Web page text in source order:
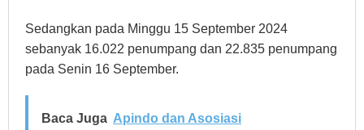
Sedangkan pada Minggu 15 September 2024
sebanyak 16.022 penumpang dan 22.835 penumpang
pada Senin 16 September.
Baca Juga Apindo dan Asosiasi